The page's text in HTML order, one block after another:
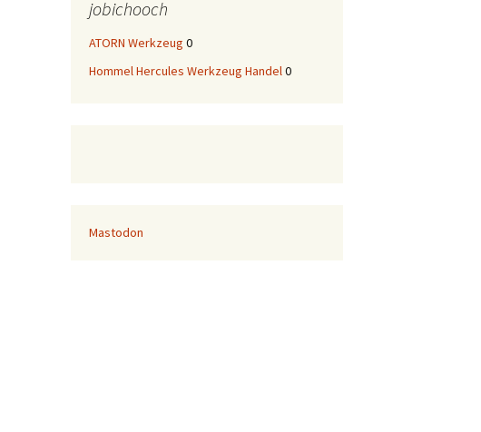
jobichooch
ATORN Werkzeug 0
Hommel Hercules Werkzeug Handel0
Mastodon